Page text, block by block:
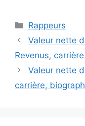
Categories
Rappeurs
Valeur nette
Revenus,
Valeur nette
carrière,